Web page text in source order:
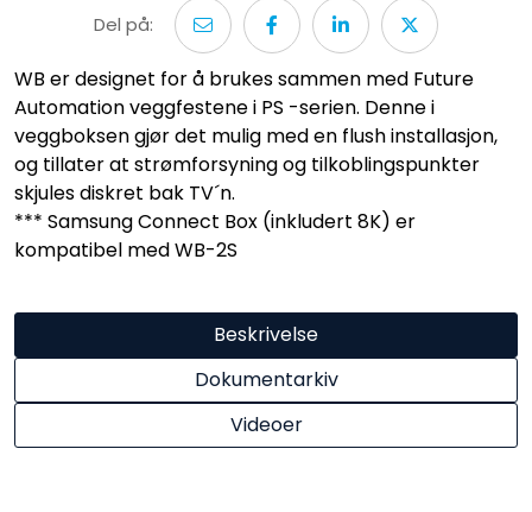
Del på:
WB er designet for å brukes sammen med Future
Automation veggfestene i PS -serien. Denne i
veggboksen gjør det mulig med en flush installasjon,
og tillater at strømforsyning og tilkoblingspunkter
skjules diskret bak TV´n.
*** Samsung Connect Box (inkludert 8K) er
kompatibel med WB-2S
Beskrivelse
Dokumentarkiv
Videoer